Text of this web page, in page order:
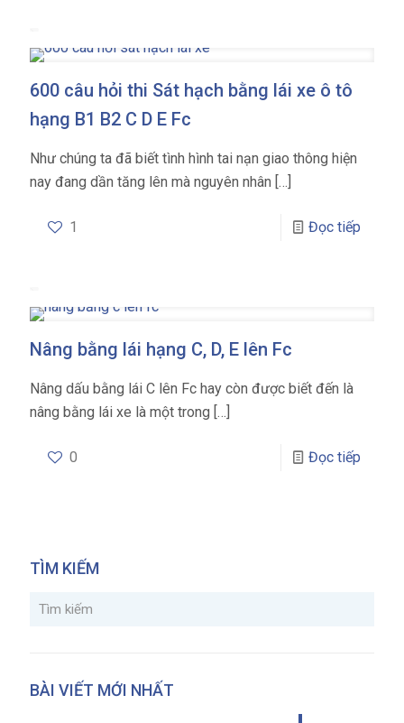
600 câu hỏi thi Sát hạch bằng lái xe ô tô
hạng B1 B2 C D E Fc
Như chúng ta đã biết tình hình tai nạn giao thông hiện
nay đang dần tăng lên mà nguyên nhân […]
1 Đọc tiếp
Nâng bằng lái hạng C, D, E lên Fc
Nâng dấu bằng lái C lên Fc hay còn được biết đến là
nâng bằng lái xe là một trong […]
0 Đọc tiếp
TÌM KIẾM
BÀI VIẾT MỚI NHẤT